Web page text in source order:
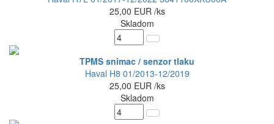
25,00 EUR /ks
Skladom
TPMS snimac / senzor tlaku
Haval H8 01/2013-12/2019
25,00 EUR /ks
Skladom